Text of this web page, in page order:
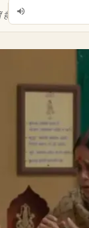
है